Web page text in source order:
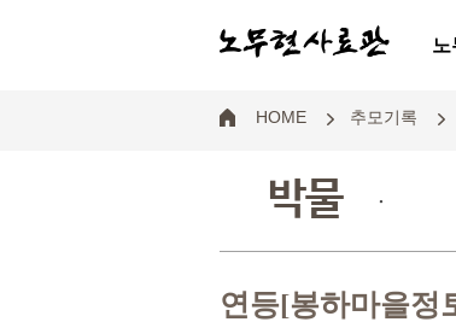
노
HOME 추모기록
박물 .
연등[봉하마을정